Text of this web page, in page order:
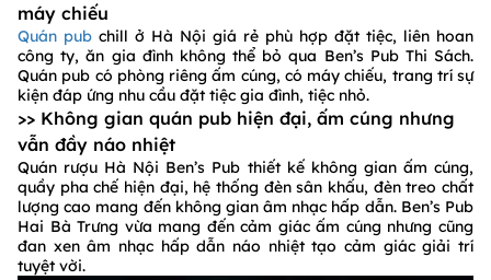
máy chiếu
Quán pub chill ở Hà Nội giá rẻ phù hợp đặt tiệc, liên hoan
công ty, ăn gia đình không thể bỏ qua Ben’s Pub Thi Sách.
Quán pub có phòng riêng ấm cúng, có máy chiếu, trang trí sự
kiện đáp ứng nhu cầu đặt tiệc gia đình, tiệc nhỏ.
>> Không gian quán pub hiện đại, ấm cúng nhưng
vẫn đầy náo nhiệt
Quán rượu Hà Nội Ben’s Pub thiết kế không gian ấm cúng,
quầy pha chế hiện đại, hệ thống đèn sân khấu, đèn treo chất
lượng cao mang đến không gian âm nhạc hấp dẫn. Ben’s Pub
Hai Bà Trưng vừa mang đến cảm giác ấm cúng nhưng cũng
đan xen âm nhạc hấp dẫn náo nhiệt tạo cảm giác giải trí
tuyệt vời.